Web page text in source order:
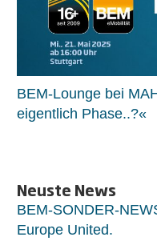
BEM-Lounge bei
eigentlich Phase..?«
Neuste News
BEM-SONDER-
Europe United.